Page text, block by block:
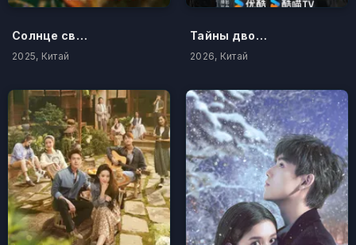
Солнце светит молодым
2025, Китай
Тайны дворца Тан: Нефритовый ветер
2026, Китай